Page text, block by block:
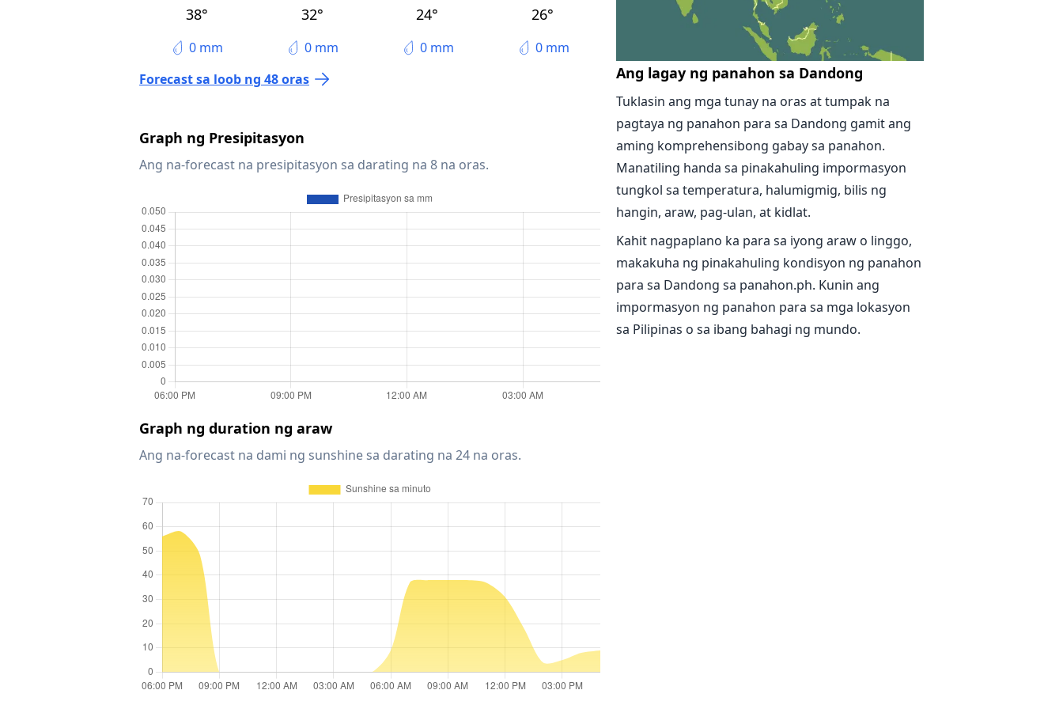
38°
0 mm
32°
0 mm
24°
0 mm
26°
0 mm
Forecast sa loob ng 48 oras
Graph ng Presipitasyon
Ang na-forecast na presipitasyon sa darating na 8 na oras.
Graph ng duration ng araw
Ang na-forecast na dami ng sunshine sa darating na 24 na oras.
Ang lagay ng panahon sa Dandong
Tuklasin ang mga tunay na oras at tumpak na
pagtaya ng panahon para sa Dandong gamit ang
aming komprehensibong gabay sa panahon.
Manatiling handa sa pinakahuling impormasyon
tungkol sa temperatura, halumigmig, bilis ng
hangin, araw, pag-ulan, at kidlat.
Kahit nagpaplano ka para sa iyong araw o linggo,
makakuha ng pinakahuling kondisyon ng panahon
para sa Dandong sa panahon.ph. Kunin ang
impormasyon ng panahon para sa mga lokasyon
sa Pilipinas o sa ibang bahagi ng mundo.